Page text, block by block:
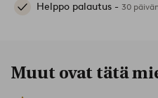
Helppo palautus - 30
Muut ovat tätä